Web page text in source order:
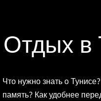
Отдых в
Что нужно знать о
память? Как удобнее